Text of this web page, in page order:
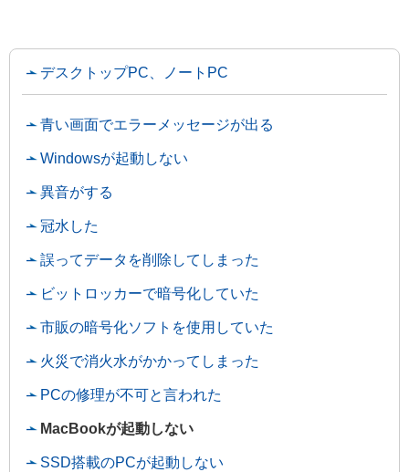
デスクトップPC、ノートPC
青い画面でエラーメッセージが出る
Windowsが起動しない
異音がする
冠水した
誤ってデータを削除してしまった
ビットロッカーで暗号化していた
市販の暗号化ソフトを使用していた
火災で消火水がかかってしまった
PCの修理が不可と言われた
MacBookが起動しない
SSD搭載のPCが起動しない